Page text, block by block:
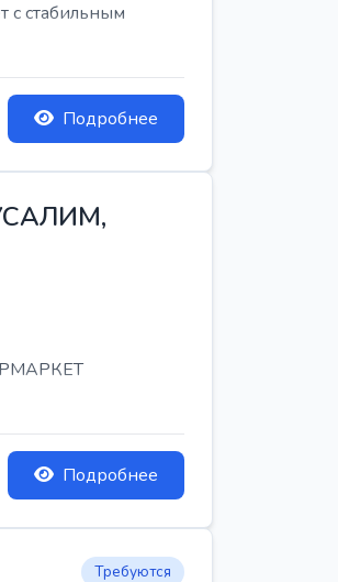
с стабильным
Подробнее
Подробнее
Требуются